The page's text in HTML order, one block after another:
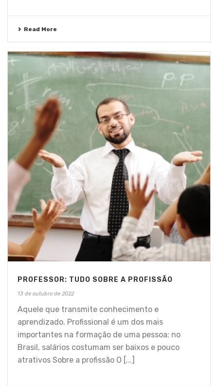
Read More
PROFESSOR: TUDO SOBRE A PROFISSÃO
13 de outubro de 2022
Aquele que transmite conhecimento e
aprendizado. Profissional é um dos mais
importantes na formação de uma pessoa; no
Brasil, salários costumam ser baixos e pouco
atrativos Sobre a profissão O [...]